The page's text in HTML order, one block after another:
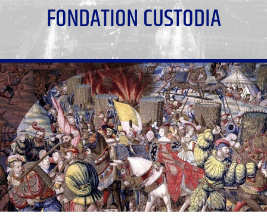
FONDATION CUSTODIA